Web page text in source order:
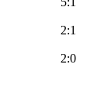
2:1
2:0